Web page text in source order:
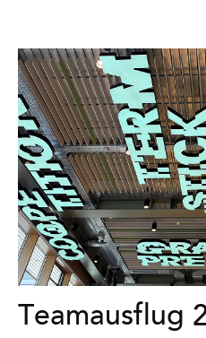
Teamausflug